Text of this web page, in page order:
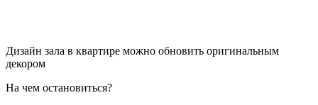
Дизайн зала в квартире можно обновить оригинальным
декором
На чем остановиться?